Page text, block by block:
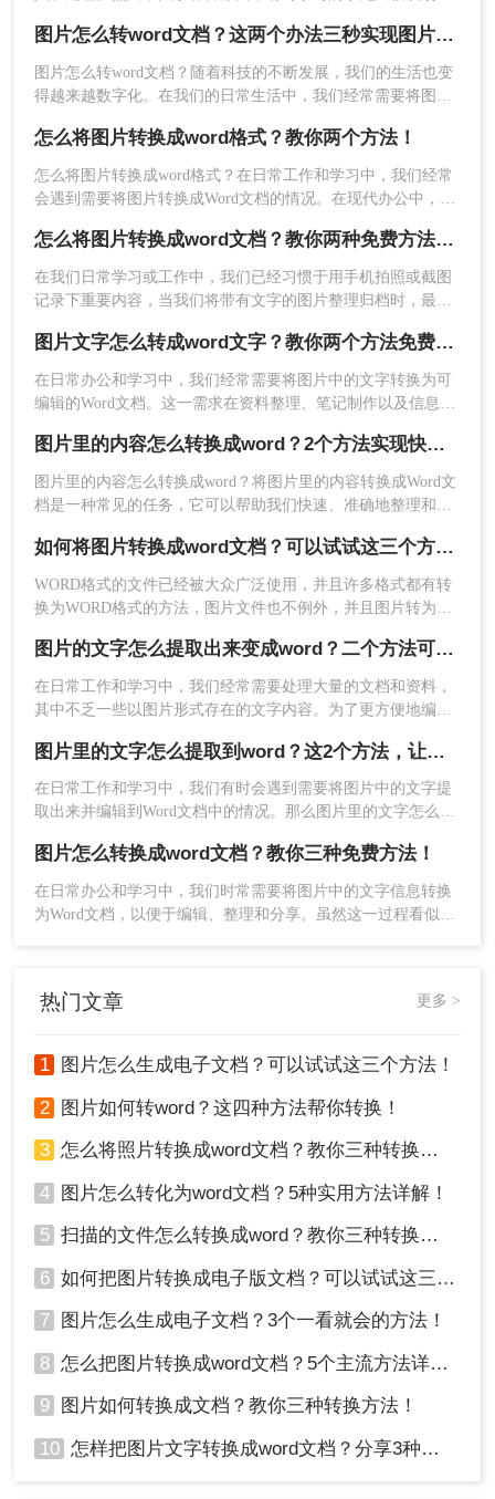
2、接着拍照或将图片导入进去即可识别图片里面的文
字内容，识别出来的文字无法直接导出Word文档，需
要我们手动复制一下即可。
字出现时，我们应该采取哪些方法呢？本文将介绍一些图片怎
么转换成word文档方法。
图片怎么转word文档？这两个办法三秒实现图片转文字
图片怎么转word文档？随着科技的不断发展，我们的生活也变
得越来越数字化。在我们的日常生活中，我们经常需要将图片
怎么将图片转换成word格式？教你两个方法！
怎么将图片转换成word格式？在日常工作和学习中，我们经常
会遇到需要将图片转换成Word文档的情况。在现代办公中，我
工作中的文件，还是整理学习资料，将图片转换成Word文档可
以更方便地编辑和修改。这时候，我们需要借助一些工具来进
行图片识别和文字转换。那么，有哪些方法可以实现这一目标
怎么将图片转换成word文档？教你两种免费方法转换！
在我们日常学习或工作中，我们已经习惯于用手机拍照或截图
记录下重要内容，当我们将带有文字的图片整理归档时，最先
且容易出错，那么怎么将图片转换成word文档呢？下面小编就
来分享两种直接转换的方法，希望能对大家有所帮助。
图片文字怎么转成word文字？教你两个方法免费转换！
在日常办公和学习中，我们经常需要将图片中的文字转换为可
编辑的Word文档。这一需求在资料整理、笔记制作以及信息提
文将介绍几种将图片转文字并弄成Word文档的方法，帮助您轻
松实现这一操作。
图片里的内容怎么转换成word？2个方法实现快速转换！
图片里的内容怎么转换成word？将图片里的内容转换成Word文
档是一种常见的任务，它可以帮助我们快速、准确地整理和编
如何将图片转换成word文档？可以试试这三个方法！
WORD格式的文件已经被大众广泛使用，并且许多格式都有转
换为WORD格式的方法，图片文件也不例外，并且图片转为的
为可编辑的WORD该如何操作呢，下面转转师妹为大家讲解一
下如何将图片转换成word文档。
图片的文字怎么提取出来变成word？二个方法可以实现转换！
在日常工作和学习中，我们经常需要处理大量的文档和资料，
其中不乏一些以图片形式存在的文字内容。为了更方便地编
并转换为Word文档。那么图片的文字怎么提取出来变成word
呢？本文将介绍几种常用的方法，帮助你轻松实现这一目标。
图片里的文字怎么提取到word？这2个方法，让你事半功倍！
在日常工作和学习中，我们有时会遇到需要将图片中的文字提
取出来并编辑到Word文档中的情况。那么图片里的文字怎么提
松实现图片文字的提取与编辑。
图片怎么转换成word文档？教你三种免费方法！
在日常办公和学习中，我们时常需要将图片中的文字信息转换
为Word文档，以便于编辑、整理和分享。虽然这一过程看似复
热门文章 更多 >
1 图片怎么生成电子文档？可以试试这三个方法！
2 图片如何转word？这四种方法帮你转换！
3 怎么将照片转换成word文档？教你三种转换方法！
4 图片怎么转化为word文档？5种实用方法详解！
5 扫描的文件怎么转换成word？教你三种转换方法！
6 如何把图片转换成电子版文档？可以试试这三个方法！
7 图片怎么生成电子文档？3个一看就会的方法！
8 怎么把图片转换成word文档？5个主流方法详解！
9 图片如何转换成文档？教你三种转换方法！
10 怎样把图片文字转换成word文档？分享3种简单方法，1秒搞定！